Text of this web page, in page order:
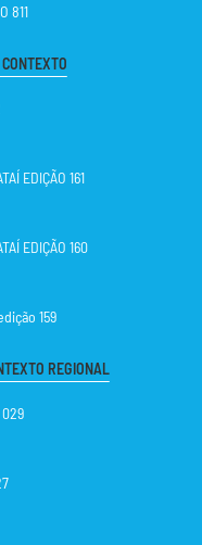
811
EDIÇÃO 161
EDIÇÃO 160
159
REGIONAL